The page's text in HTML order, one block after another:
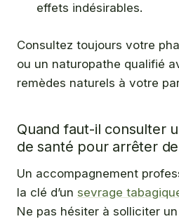
effets indésirables.
Consultez toujours votre
ou un naturopathe qualifié
remèdes naturels à votre
Quand faut-il consulter
de santé pour arrêter
Un accompagnement
la clé d’un sevrage
Ne pas hésiter à solliciter